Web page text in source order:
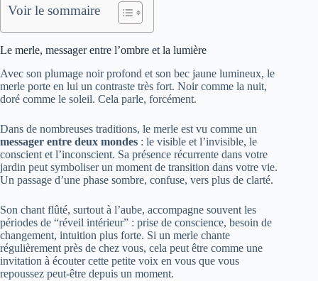
Voir le sommaire
Le merle, messager entre l’ombre et la lumière
Avec son plumage noir profond et son bec jaune lumineux, le
merle porte en lui un contraste très fort. Noir comme la nuit,
doré comme le soleil. Cela parle, forcément.
Dans de nombreuses traditions, le merle est vu comme un
messager entre deux mondes : le visible et l’invisible, le
conscient et l’inconscient. Sa présence récurrente dans votre
jardin peut symboliser un moment de transition dans votre vie.
Un passage d’une phase sombre, confuse, vers plus de clarté.
Son chant flûté, surtout à l’aube, accompagne souvent les
périodes de “réveil intérieur” : prise de conscience, besoin de
changement, intuition plus forte. Si un merle chante
régulièrement près de chez vous, cela peut être comme une
invitation à écouter cette petite voix en vous que vous
repoussez peut-être depuis un moment.